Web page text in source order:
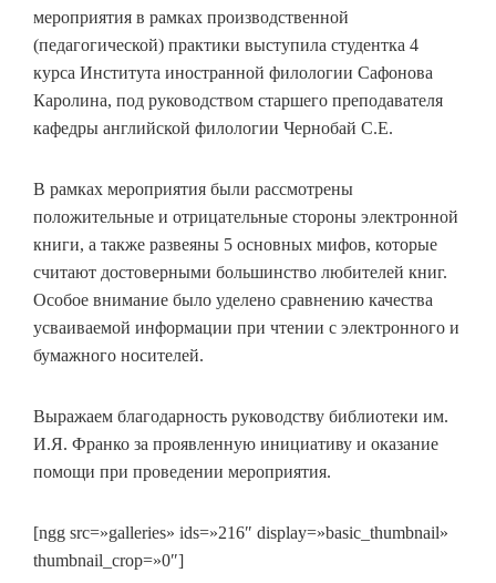
мероприятия в рамках производственной
(педагогической) практики выступила студентка 4
курса Института иностранной филологии Сафонова
Каролина, под руководством старшего преподавателя
кафедры английской филологии Чернобай С.Е.
В рамках мероприятия были рассмотрены
положительные и отрицательные стороны электронной
книги, а также развеяны 5 основных мифов, которые
считают достоверными большинство любителей книг.
Особое внимание было уделено сравнению качества
усваиваемой информации при чтении с электронного и
бумажного носителей.
Выражаем благодарность руководству библиотеки им.
И.Я. Франко за проявленную инициативу и оказание
помощи при проведении мероприятия.
[ngg src=»galleries» ids=»216″ display=»basic_thumbnail»
thumbnail_crop=»0″]